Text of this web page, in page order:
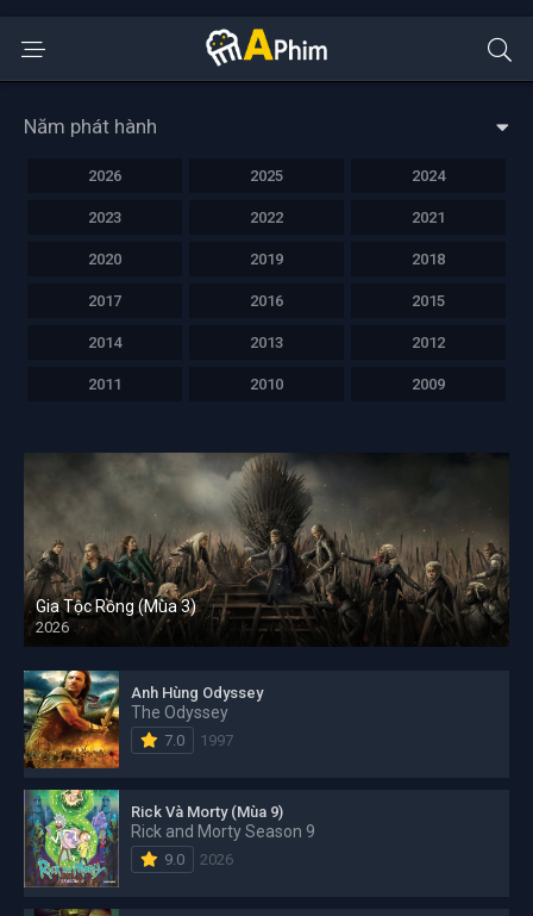
Năm phát hành
2026 2025 2024
2023 2022 2021
2020 2019 2018
2017 2016 2015
2014 2013 2012
2011 2010 2009
Gia Tộc Rồng (Mùa 3)
2026
Anh Hùng Odyssey
The Odyssey
7.0 1997
Rick Và Morty (Mùa 9)
Rick and Morty Season 9
9.0 2026